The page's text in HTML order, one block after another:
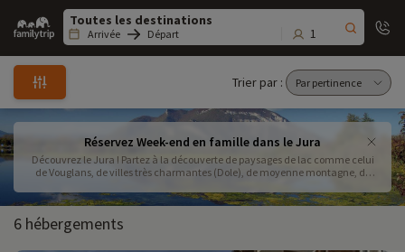
Family
trip
Arrivée Départ 1
Trier par :
Réservez Week-end en famille dans le Jura
Découvrez le Jura ! Partez à la découverte de paysages de lac comme celui
de Vouglans, de villes très charmantes (Dole), de moyenne montagne, de
6 hébergements